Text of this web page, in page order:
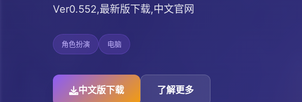
Ver0.552,最新版下载,中文官网
角色扮演 电脑
中文版下载 了解更多